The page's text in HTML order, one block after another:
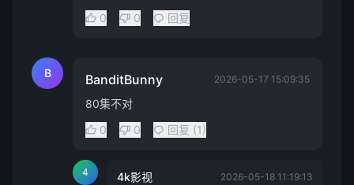
0
0 回复
B BanditBunny 2026-05-17 15:09:35
80集不对
0
0 回复 (1)
4 4k影视 2026-05-18 11:19:13